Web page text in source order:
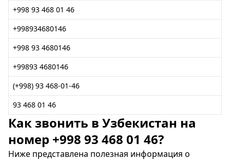
+998 93 468 01 46
+998934680146
+998 93 4680146
+99893 4680146
(+998) 93 468-01-46
93 468 01 46
Как звонить в Узбекистан на
номер +998 93 468 01 46?
Ниже представлена полезная информация о